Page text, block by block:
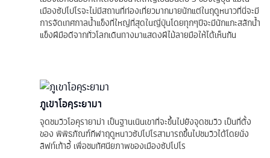
เมืองซัปโปโรจะไม่มีสถานที่ท่องเที่ยวมากมายนักแต่ในฤดูหนาวที่นี่จะมี
การจัดเทศกาลน้ำแข็งที่ใหญ่ที่สุดในญี่ปุ่นโดยทุกๆปีจะมีนักแกะสลักน้ำ
แข็งฝีมือดีจากทั่วโลกเดินทางมาแสดงฝีไม้ลายมือให้ได้เห็นกัน
ภูเขาโอคุระยามา
จุดชมวิวโอคุรายาม่า เป็นฐานเนินเขาที่จะขึ้นไปยังจุดชมวิว เป็นที่ตั้ง
ของ พิพิธภัณฑ์กีฬาฤดูหนาวซัปโปโรสามารถขึ้นไปชมวิวได้โดยนั่ง
ลิฟท์เก้าอี้ เพื่อชมทัศนียภาพของเมืองซัปโปโร